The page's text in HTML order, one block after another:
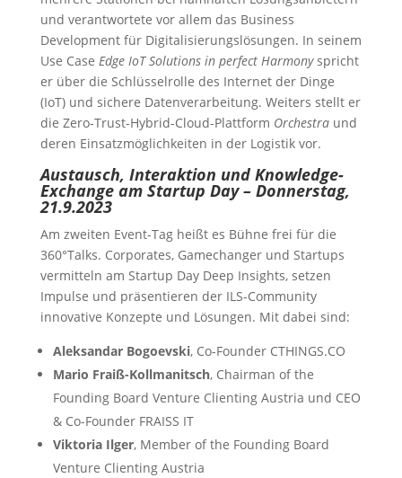
und verantwortete vor allem das Business
Development für Digitalisierungslösungen. In seinem
Use Case Edge IoT Solutions in perfect Harmonyspricht
er über die Schlüsselrolle des Internet der Dinge
(IoT) und sichere Datenverarbeitung. Weiters stellt er
die Zero-Trust-Hybrid-Cloud-Plattform Orchestraund
deren Einsatzmöglichkeiten in der Logistik vor.
Austausch, Interaktion und Knowledge-
Exchange am Startup Day – Donnerstag,
21.9.2023
Am zweiten Event-Tag heißt es Bühne frei für die
360°Talks. Corporates, Gamechanger und Startups
vermitteln am Startup Day Deep Insights, setzen
Impulse und präsentieren der ILS-Community
innovative Konzepte und Lösungen. Mit dabei sind:
Aleksandar Bogoevski, Co-Founder CTHINGS.CO
Mario Fraiß-Kollmanitsch, Chairman of the
Founding Board Venture Clienting Austria und CEO
& Co-Founder FRAISS IT
Viktoria Ilger, Member of the Founding Board
Venture Clienting Austria